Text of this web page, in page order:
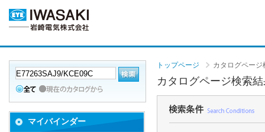
トップページ カタログページ
カタログページ検索
マイバインダー